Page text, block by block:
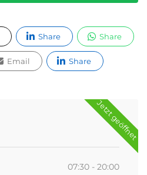
Share Share
Email Share
Jetzt geöffnet
07:30 - 20:00